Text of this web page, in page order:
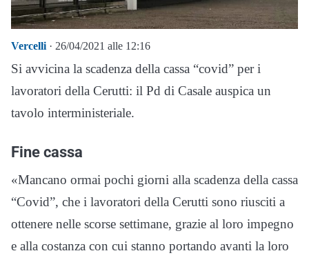
Vercelli · 26/04/2021 alle 12:16
Si avvicina la scadenza della cassa “covid” per i
lavoratori della Cerutti: il Pd di Casale auspica un
tavolo interministeriale.
Fine cassa
«Mancano ormai pochi giorni alla scadenza della cassa
“Covid”, che i lavoratori della Cerutti sono riusciti a
ottenere nelle scorse settimane, grazie al loro impegno
e alla costanza con cui stanno portando avanti la loro